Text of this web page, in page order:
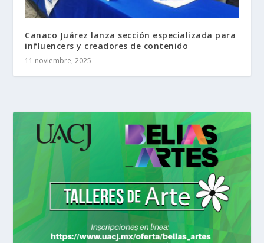
Canaco Juárez lanza sección especializada para
influencers y creadores de contenido
11 noviembre, 2025